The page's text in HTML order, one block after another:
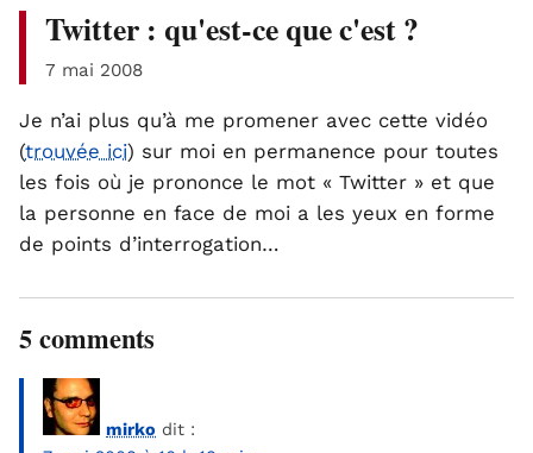
Twitter : qu'est-ce que c'est ?
7 mai 2008
Je n’ai plus qu’à me promener avec cette vidéo
(trouvée ici) sur moi en permanence pour toutes
les fois où je prononce le mot « Twitter » et que
la personne en face de moi a les yeux en forme
de points d’interrogation…
5 comments
mirko dit :